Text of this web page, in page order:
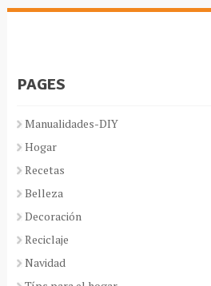
PAGES
Manualidades-DIY
Hogar
Recetas
Belleza
Decoración
Reciclaje
Navidad